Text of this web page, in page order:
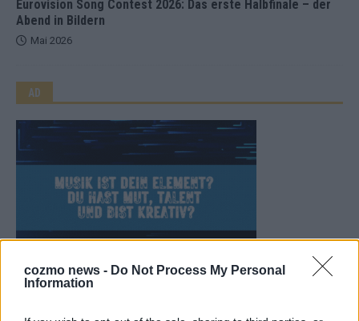
cozmo news - Do Not Process My Personal
Information
Eurovision Song Contest 2026: Das erste Halbfinale – der
Abend in Bildern
Mai 2026
AD